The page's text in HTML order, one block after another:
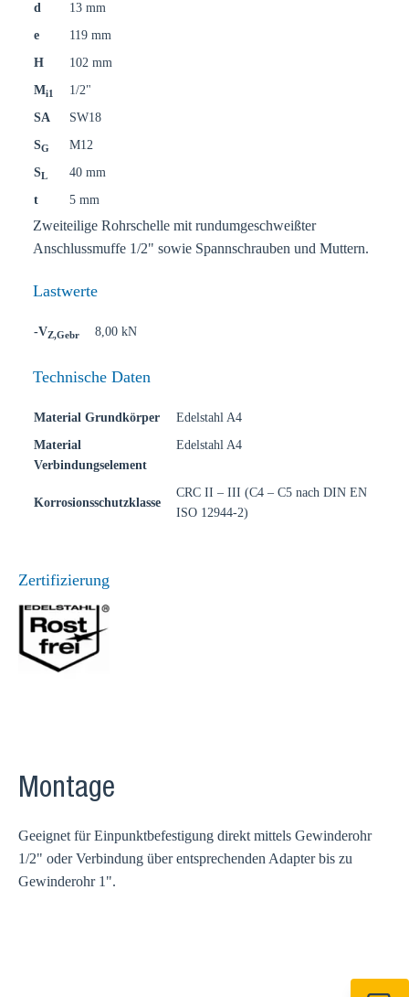
d
13 mm
e
119 mm
H
102 mm
Mi1
1/2"
SA
SW18
SG
M12
SL
40 mm
t
5 mm
Zweiteilige Rohrschelle mit rundumgeschweißter
Anschlussmuffe 1/2" sowie Spannschrauben und Muttern.
Lastwerte
-VZ,Gebr 8,00 kN
Technische Daten
Material Grundkörper
Edelstahl A4
Material
Verbindungselement
Edelstahl A4
Korrosionsschutzklasse
CRC II – III (C4 – C5 nach DIN EN
ISO 12944-2)
Zertifizierung
Montage
Geeignet für Einpunktbefestigung direkt mittels Gewinderohr
1/2" oder Verbindung über entsprechenden Adapter bis zu
Gewinderohr 1".